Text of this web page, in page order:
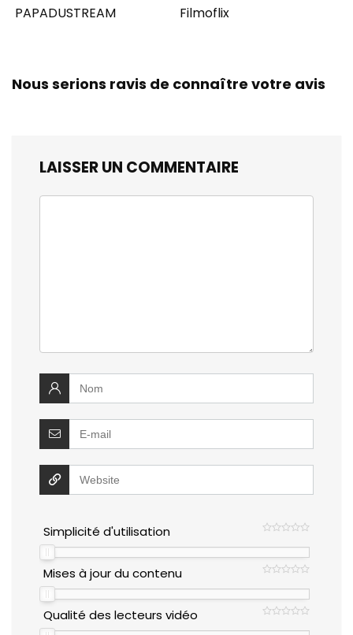
PAPADUSTREAM Filmoflix
Nous serions ravis de connaître votre avis
LAISSER UN COMMENTAIRE
Simplicité d'utilisation
Mises à jour du contenu
Qualité des lecteurs vidéo